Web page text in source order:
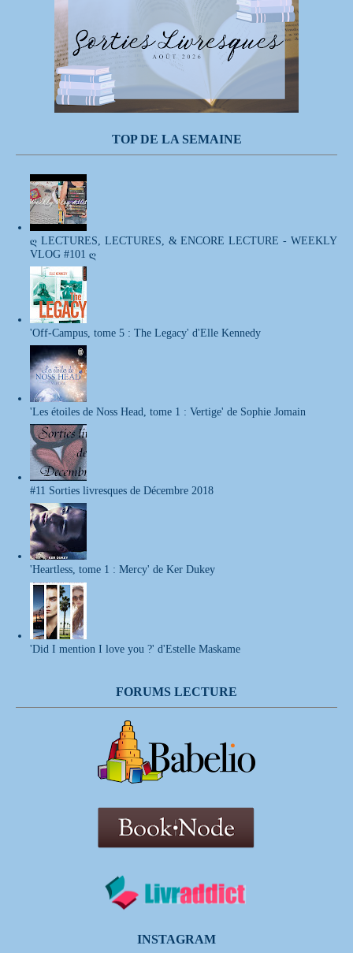
TOP DE LA SEMAINE
ღ LECTURES, LECTURES, & ENCORE LECTURE - WEEKLY
VLOG #101 ღ
'Off-Campus, tome 5 : The Legacy' d'Elle Kennedy
'Les étoiles de Noss Head, tome 1 : Vertige' de Sophie Jomain
#11 Sorties livresques de Décembre 2018
'Heartless, tome 1 : Mercy' de Ker Dukey
'Did I mention I love you ?' d'Estelle Maskame
FORUMS LECTURE
INSTAGRAM